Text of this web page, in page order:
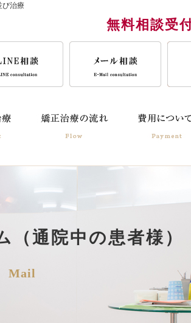
び治療
無料相談受
（通院中の患者様）
Mail